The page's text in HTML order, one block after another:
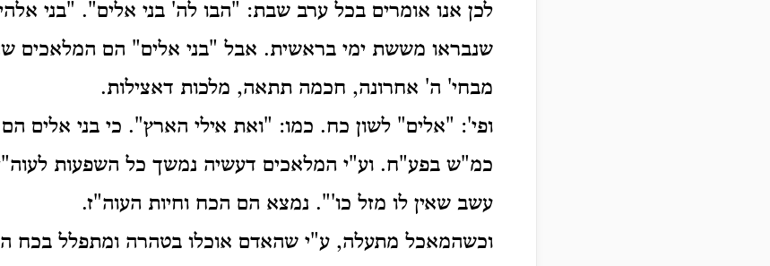
לכן אנו אומרים בכל ערב שבת: "הבו לה' בני אלים". "בני
שנבראו מששת ימי בראשית. אבל "בני אלים" הם המלאכים
מבחי' ה' אחרונה, חכמה תתאה, מלכות דאצילות.
ופי': "אלים" לשון כח. כמו: "ואת אילי הארץ". כי בני אלים
כמ"ש בפע"ח. וע"י המלאכים דעשיה נמשך כל השפעות
עשב שאין לו מזל כו'". נמצא הם הכח וחיות העוה"ז.
וכשהמאכל מתעלה, ע"י שהאדם אוכלו בטהרה ומתפלל בכח